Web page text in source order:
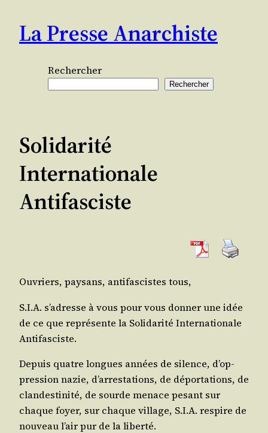
contenu
La Presse Anarchiste
Rechercher
Rechercher
Solidarité
Internationale
Antifasciste
Ouvriers, pay­sans, anti­fas­cistes tous,
S.I.A. s’a­dresse à vous pour vous don­ner une idée
de ce que repré­sente la Soli­da­ri­té Inter­na­tio­nale
Antifasciste.
Depuis quatre longues années de silence, d’op­
pres­sion nazie, d’ar­res­ta­tions, de dépor­ta­tions, de
clan­des­ti­ni­té, de sourde menace pesant sur
chaque foyer, sur chaque vil­lage, S.I.A. res­pire de
nou­veau l’air pur de la liberté.